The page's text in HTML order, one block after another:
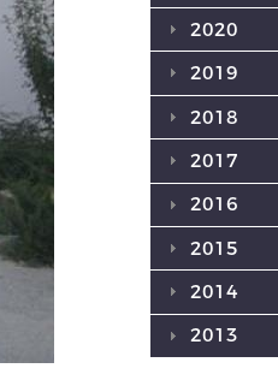
2020
2019
2018
2017
2016
2015
2014
2013